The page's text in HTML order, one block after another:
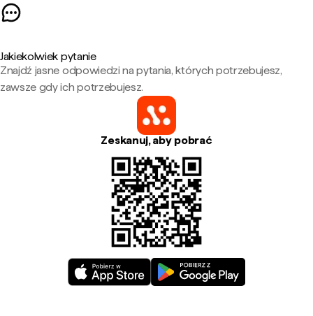
Jakiekolwiek pytanie
Znajdź jasne odpowiedzi na pytania, których potrzebujesz,
zawsze gdy ich potrzebujesz.
Zeskanuj, aby pobrać